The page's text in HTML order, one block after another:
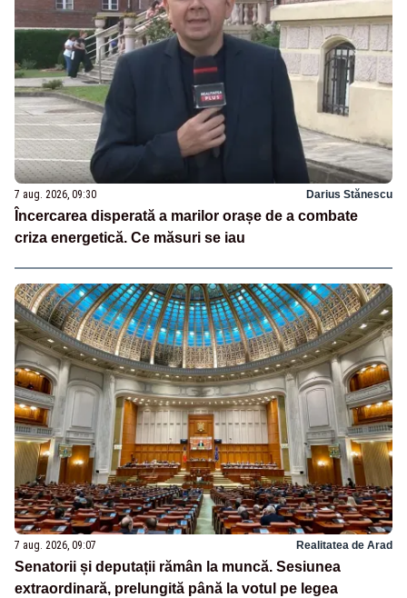
7 aug. 2026, 09:30 Darius Stănescu
Încercarea disperată a marilor orașe de a combate
criza energetică. Ce măsuri se iau
7 aug. 2026, 09:07 Realitatea de Arad
Senatorii și deputații rămân la muncă. Sesiunea
extraordinară, prelungită până la votul pe legea